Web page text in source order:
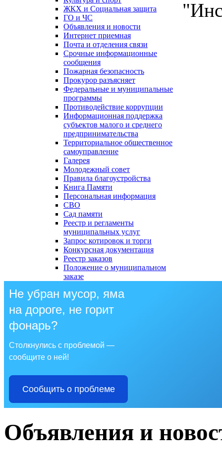
ЖКХ и Социальная защита
ГО и ЧС
Объявления и новости
Интернет приемная
Почта и отделения связи
Срочные информационные
сообщения
Пожарная безопасность
Прокурор разъясняет
Федеральные и муниципальные
программы
Противодействие коррупции
Информационная поддержка
субъектов малого и среднего
предпринимательства
Территориальное общественное
самоуправление
Галерея
Молодежный совет
Правила благоустройства
Книга Памяти
Персональная информация
СВО
Сад памяти
Реестр и регламенты
муниципальных услуг
Запрос котировок и торги
Конкурсная документация
Реестр заказов
Положение о муниципальном
заказе
Не убран мусор, яма
на дороге, не горит
фонарь?
Столкнулись с проблемой —
сообщите о ней!
Сообщить о проблеме
Объявления и